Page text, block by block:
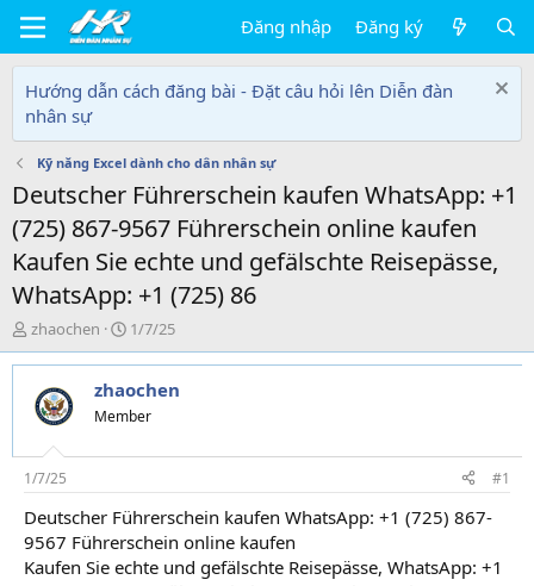
Đăng nhập Đăng ký
Hướng dẫn cách đăng bài - Đặt câu hỏi lên Diễn đàn
nhân sự
Kỹ năng Excel dành cho dân nhân sự
Deutscher Führerschein kaufen WhatsApp: +1
(725) 867-9567 Führerschein online kaufen
Kaufen Sie echte und gefälschte Reisepässe,
WhatsApp: +1 (725) 86
T
h
r
e
a
s
t
a
r
t
e
zhaochen
N
g
à
y
g
i
1/7/25
zhaochen
Member
1/7/25 #1
Deutscher Führerschein kaufen WhatsApp: +1 (725) 867-
9567 Führerschein online kaufen
Kaufen Sie echte und gefälschte Reisepässe, WhatsApp: +1